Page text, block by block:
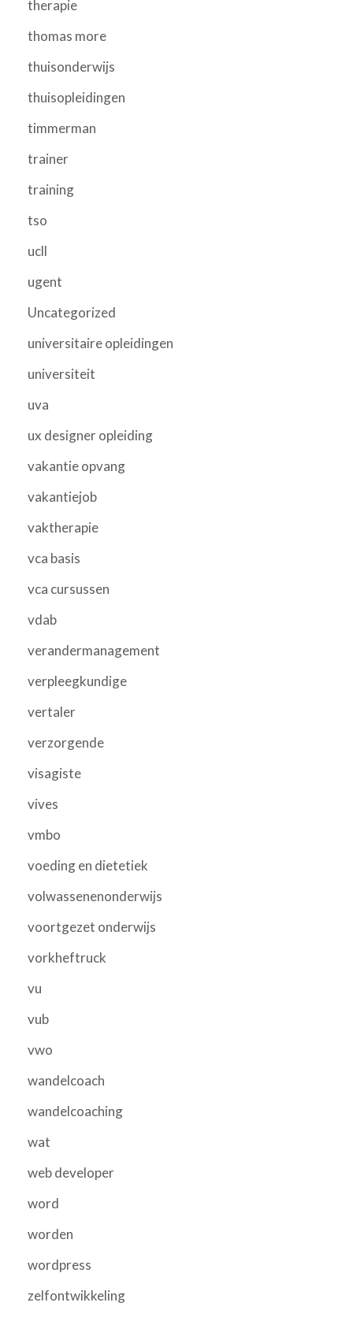
therapie
thomas more
thuisonderwijs
thuisopleidingen
timmerman
trainer
training
tso
ucll
ugent
Uncategorized
universitaire opleidingen
universiteit
uva
ux designer opleiding
vakantie opvang
vakantiejob
vaktherapie
vca basis
vca cursussen
vdab
verandermanagement
verpleegkundige
vertaler
verzorgende
visagiste
vives
vmbo
voeding en dietetiek
volwassenenonderwijs
voortgezet onderwijs
vorkheftruck
vu
vub
vwo
wandelcoach
wandelcoaching
wat
web developer
word
worden
wordpress
zelfontwikkeling